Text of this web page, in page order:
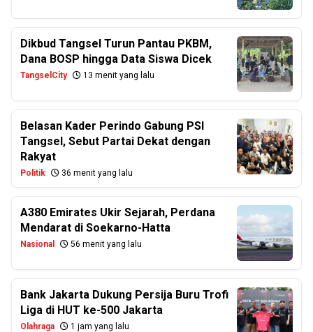
Dikbud Tangsel Turun Pantau PKBM,
Dana BOSP hingga Data Siswa Dicek
TangselCity 13 menit yang lalu
Belasan Kader Perindo Gabung PSI
Tangsel, Sebut Partai Dekat dengan
Rakyat
Politik 36 menit yang lalu
A380 Emirates Ukir Sejarah, Perdana
Mendarat di Soekarno-Hatta
Nasional 56 menit yang lalu
Bank Jakarta Dukung Persija Buru Trofi
Liga di HUT ke-500 Jakarta
Olahraga 1 jam yang lalu